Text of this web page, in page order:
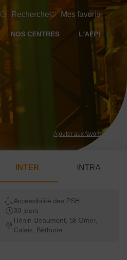
Recherche Mes favoris
NOS CENTRES L'AFPI
Ajouter aux favoris
INTER INTRA
Accessibilité des PSH
30 jours
Hénin-Beaumont, St-Omer,
Calais, Béthune